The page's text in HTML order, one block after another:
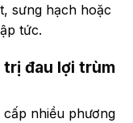
sưng hạch hoặc
tức.
trị đau lợi trùm
nhiều phương